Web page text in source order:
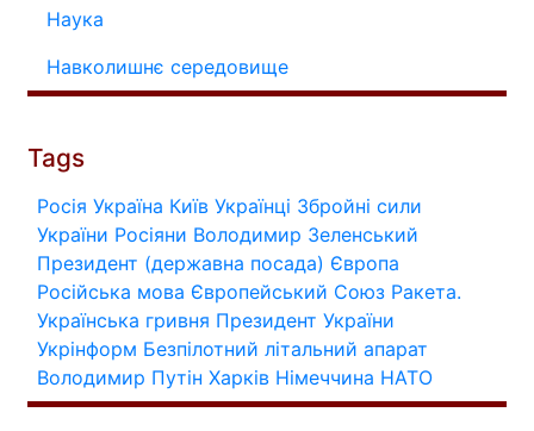
Наука
Навколишнє середовище
Tags
Росія Україна Київ Українці Збройні сили
України Росіяни Володимир Зеленський
Президент (державна посада) Європа
Російська мова Європейський Союз Ракета.
Українська гривня Президент України
Укрінформ Безпілотний літальний апарат
Володимир Путін Харків Німеччина НАТО